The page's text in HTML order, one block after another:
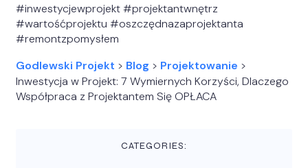
#inwestycjewprojekt #projektantwnętrz
#wartośćprojektu #oszczędnazaprojektanta
#remontzpomysłem
Godlewski Projekt > Blog > Projektowanie >
Inwestycja w Projekt: 7 Wymiernych Korzyści, Dlaczego
Współpraca z Projektantem Się OPŁACA
CATEGORIES: